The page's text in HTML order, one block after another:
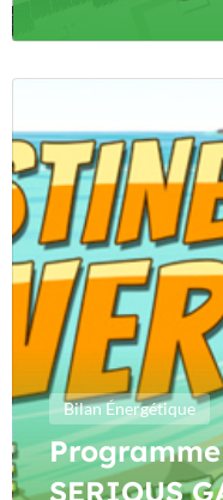
Bilan Énergétique
Programme
SERIOUS